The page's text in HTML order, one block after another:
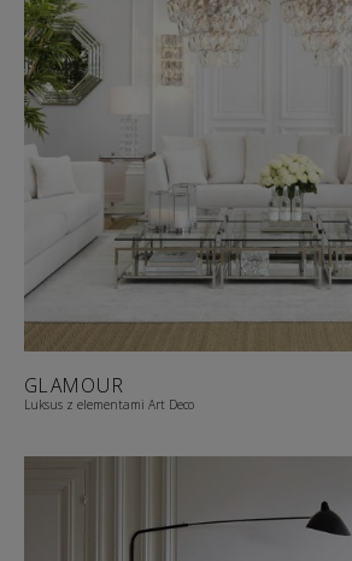
GLAMOUR
Luksus z elementami Art Deco